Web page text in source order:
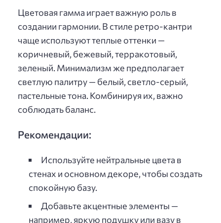
Цветовая гамма играет важную роль в
создании гармонии. В стиле ретро-кантри
чаще используют теплые оттенки —
коричневый, бежевый, терракотовый,
зеленый. Минимализм же предполагает
светлую палитру — белый, светло-серый,
пастельные тона. Комбинируя их, важно
соблюдать баланс.
Рекомендации:
Используйте нейтральные цвета в
стенах и основном декоре, чтобы создать
спокойную базу.
Добавьте акцентные элементы —
например, яркую подушку или вазу в